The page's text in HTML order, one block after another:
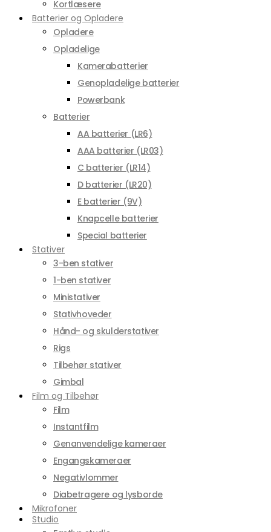
Kortlæsere
Batterier og Opladere
Opladere
Opladelige
Kamerabatterier
Genopladelige batterier
Powerbank
Batterier
AA batterier (LR6)
AAA batterier (LR03)
C batterier (LR14)
D batterier (LR20)
E batterier (9V)
Knapcelle batterier
Special batterier
Stativer
3-ben stativer
1-ben stativer
Ministativer
Stativhoveder
Hånd- og skulderstativer
Rigs
Tilbehør stativer
Gimbal
Film og Tilbehør
Film
Instantfilm
Genanvendelige kameraer
Engangskameraer
Negativlommer
Diabetragere og lysborde
Mikrofoner
Studio